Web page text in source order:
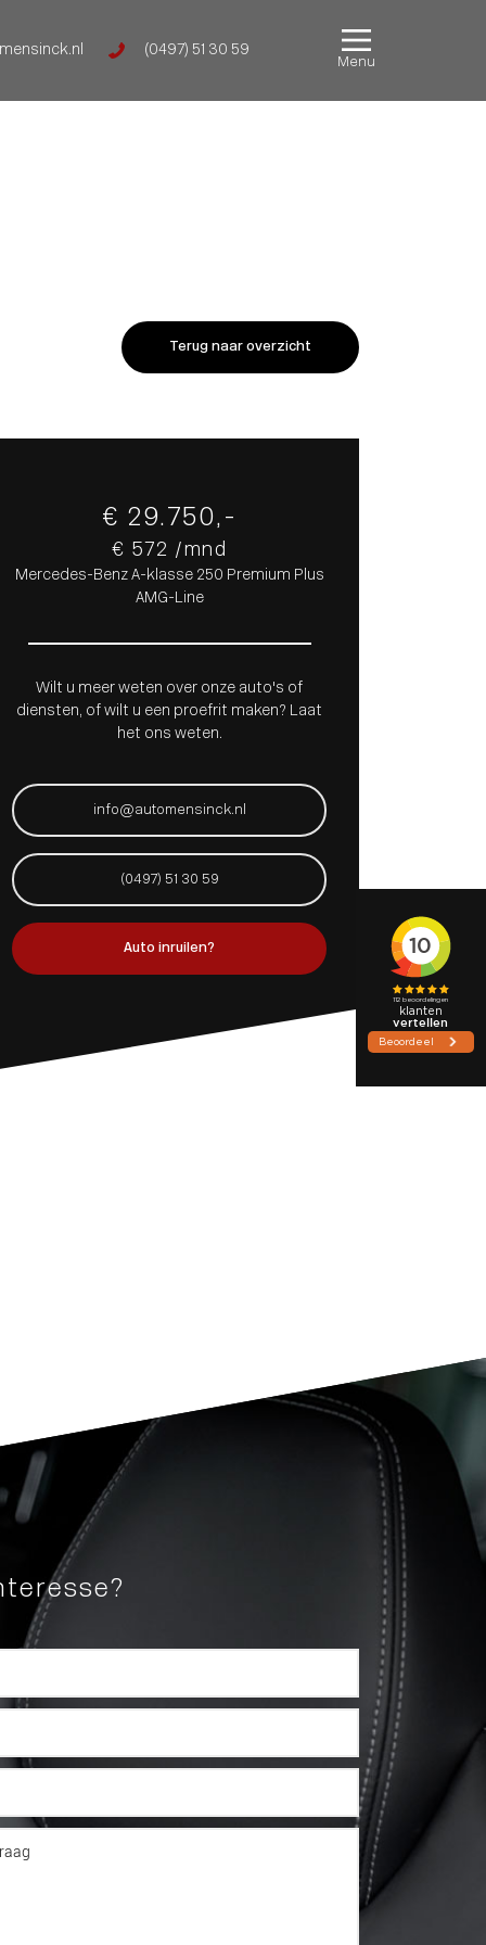
(0497) 51 30 59
Menu
Terug naar overzicht
€ 29.750,-
€ 572 /mnd
Mercedes-Benz A-klasse 250 Premium Plus
AMG-Line
Wilt u meer weten over onze auto's of
diensten, of wilt u een proefrit maken? Laat
het ons weten.
info@automensinck.nl
(0497) 51 30 59
Auto inruilen?